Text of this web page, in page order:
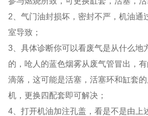
2、气门油封损坏，密封不严，机油通
室导致；
3、具体诊断你可以看废气是从什么地
的，呛人的蓝色烟雾从废气管冒出，
滴落，这可能是活塞，活塞环和缸套
机，更换四配套即可解决；
4、打开机油加注孔盖，看是不是由上